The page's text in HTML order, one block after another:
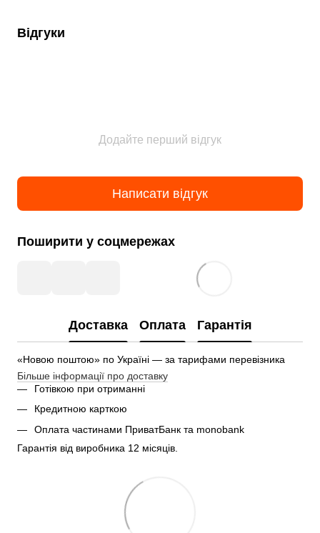
Відгуки
Додайте перший відгук
Написати відгук
Поширити у соцмережах
Доставка Оплата Гарантія
«Новою поштою» по Україні — за тарифами перевізника
Більше інформації про доставку
Готівкою при отриманні
Кредитною карткою
Оплата частинами ПриватБанк та monobank
Гарантія від виробника 12 місяців.